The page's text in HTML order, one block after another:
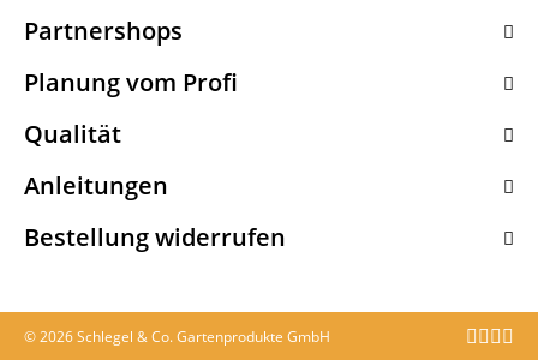
Partnershops
Planung vom Profi
Qualität
Anleitungen
Bestellung widerrufen
© 2026 Schlegel & Co. Gartenprodukte GmbH